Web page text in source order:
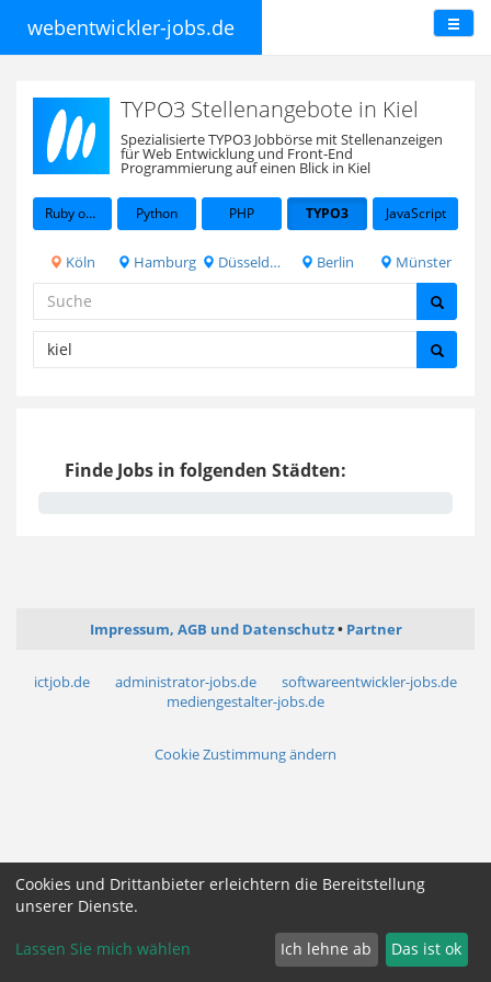
webentwickler-jobs.de
TYPO3 Stellenangebote in Kiel
Spezialisierte TYPO3 Jobbörse mit Stellenanzeigen
für Web Entwicklung und Front-End
Programmierung auf einen Blick in Kiel
Ruby on Rails Python PHP TYPO3 JavaScript
Köln Hamburg Düsseldorf Berlin Münster
Finde Jobs in folgenden Städten:
Impressum, AGB und Datenschutz Partner
ictjob.de administrator-jobs.de
softwareentwickler-jobs.de
mediengestalter-jobs.de
Cookie Zustimmung ändern
Cookies und Drittanbieter erleichtern die Bereitstellung
unserer Dienste.
Lassen Sie mich wählen Ich lehne ab Das ist ok